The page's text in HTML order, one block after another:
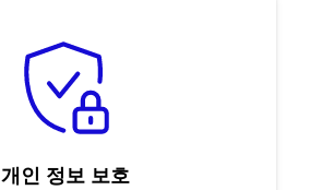
개인 정보 보호